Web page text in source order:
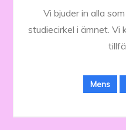
Vi bjuder in alla
studiecirkel i ämnet.
Mens